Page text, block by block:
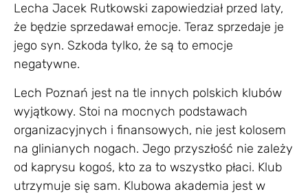
Lecha Jacek Rutkowski zapowiedział przed laty,
że będzie sprzedawał emocje. Teraz sprzedaje je
jego syn. Szkoda tylko, że są to emocje
negatywne.
Lech Poznań jest na tle innych polskich klubów
wyjątkowy. Stoi na mocnych podstawach
organizacyjnych i finansowych, nie jest kolosem
na glinianych nogach. Jego przyszłość nie zależy
od kaprysu kogoś, kto za to wszystko płaci. Klub
utrzymuje się sam. Klubowa akademia jest w